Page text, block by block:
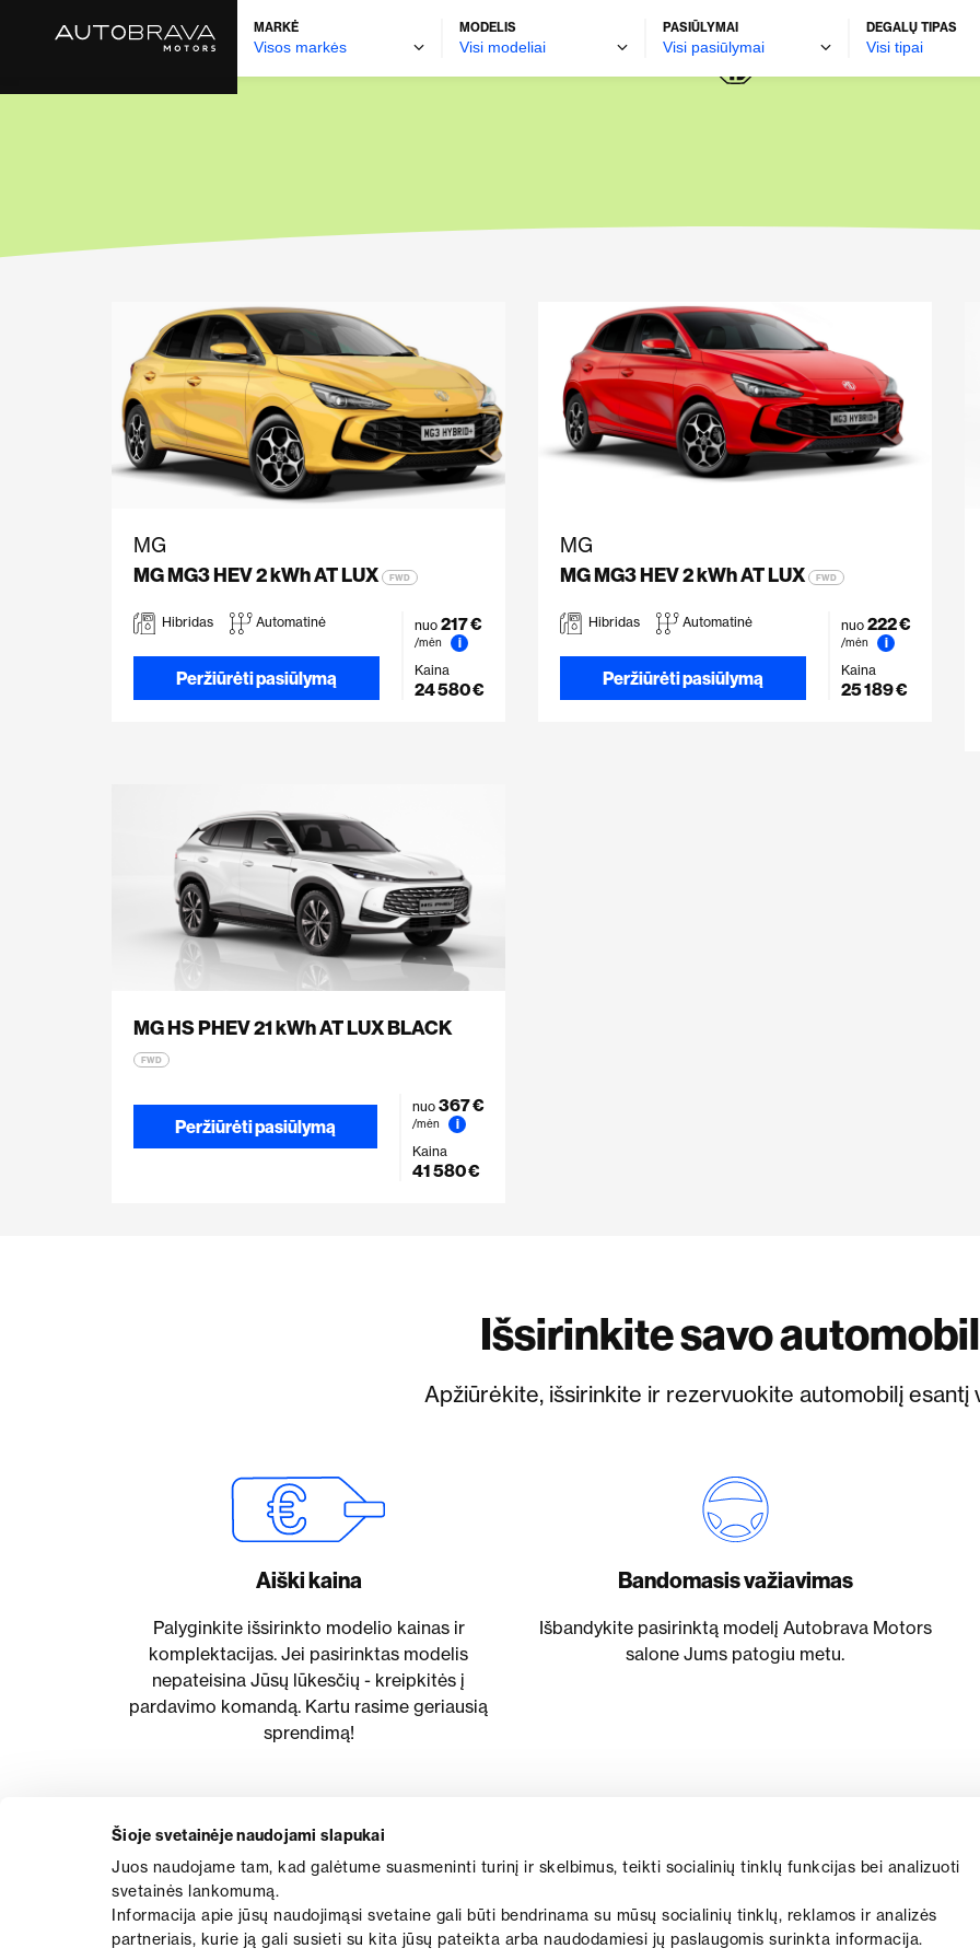
Šioje svetainėje naudojami slapukai
Juos naudojame tam, kad galėtume suasmeninti turinį ir skelbimus, teikti socialinių tinklų funkcijas bei analizuoti
svetainės lankomumą.
Informacija apie jūsų naudojimąsi svetaine gali būti bendrinama su mūsų socialinių tinklų, reklamos ir analizės
partneriais, kurie ją gali susieti su kita jūsų pateikta arba naudodamiesi jų paslaugomis surinkta informacija.
MARKĖ MODELIS PASIŪLYMAI DEGALŲ TIPAS
MG
MG MG3 HEV 2 kWh AT LUX
FWD
Hibridas Automatinė
Peržiūrėti pasiūlymą
nuo 217 €
/mėn
i
Kaina
24 580 €
MG
MG MG3 HEV 2 kWh AT LUX
FWD
Hibridas Automatinė
Peržiūrėti pasiūlymą
nuo 222 €
/mėn
i
Kaina
25 189 €
MG HS PHEV 21 kWh AT LUX BLACK
FWD
Peržiūrėti pasiūlymą
nuo 367 €
/mėn
i
Kaina
41 580 €
Išsirinkite savo
Apžiūrėkite, išsirinkite ir rezervuokite automobilį esantį
Aiški kaina
Palyginkite išsirinkto modelio kainas ir
komplektacijas. Jei pasirinktas modelis
nepateisina Jūsų lūkesčių - kreipkitės į
pardavimo komandą. Kartu rasime geriausią
sprendimą!
Bandomasis važiavimas
Išbandykite pasirinktą modelį Autobrava Motors
salone Jums patogiu metu.